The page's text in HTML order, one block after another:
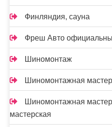
Финляндия, сауна
Фреш Авто
Шиномонтаж
Шиномонтажная
Шиномонтажная
мастерская